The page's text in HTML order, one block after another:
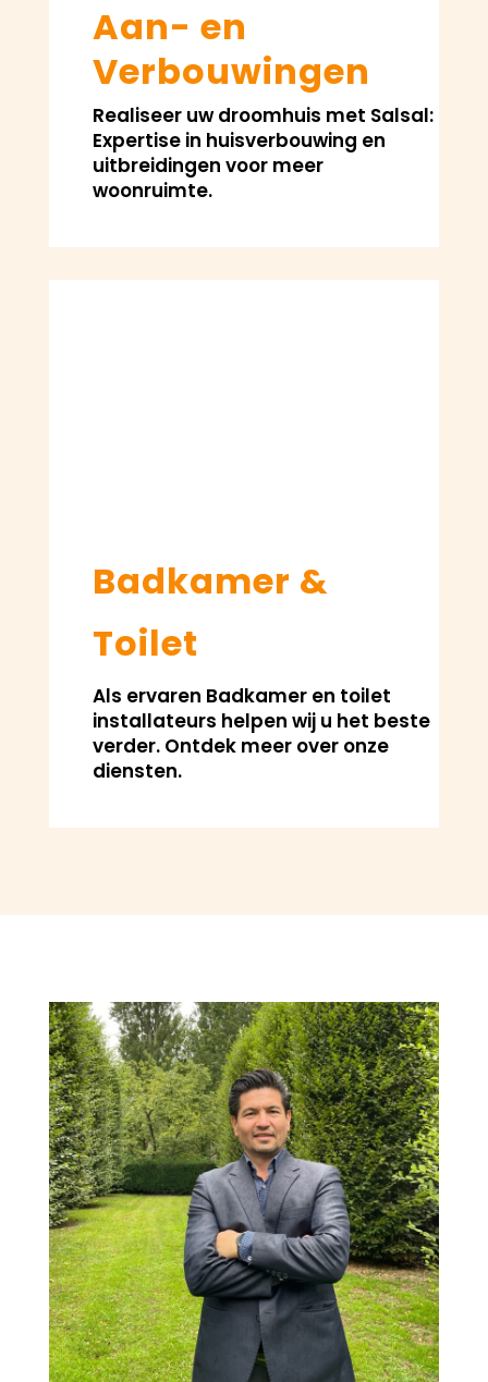
Aan- en
Verbouwingen
Realiseer uw droomhuis met Salsal:
Expertise in huisverbouwing en
uitbreidingen voor meer
woonruimte.
Badkamer &
Toilet
Als ervaren Badkamer en toilet
installateurs helpen wij u het beste
verder. Ontdek meer over onze
diensten.